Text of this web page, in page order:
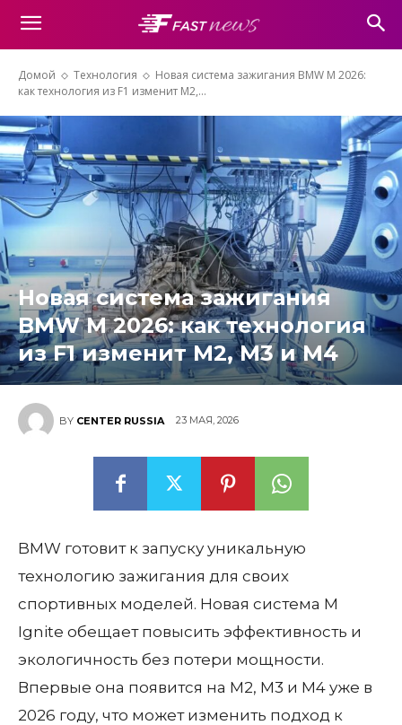
Домой Технология
Новая система зажигания BMW M 2026:
как технология из F1 изменит M2,...
Новая система зажигания
BMW M 2026: как технология
из F1 изменит M2, M3 и M4
BY CENTER RUSSIA 23 МАЯ, 2026
BMW готовит к запуску уникальную
технологию зажигания для своих
спортивных моделей. Новая система M
Ignite обещает повысить эффективность и
экологичность без потери мощности.
Впервые она появится на M2, M3 и M4 уже в
2026 году, что может изменить подход к